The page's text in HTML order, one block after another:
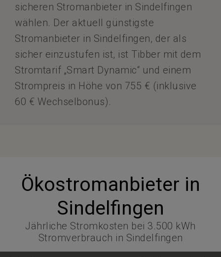
sicheren Stromanbieter in Sindelfingen
wählen. Der aktuell günstigste
Stromanbieter in Sindelfingen, der als
sicher einzustufen ist, ist Tibber mit dem
Stromtarif „Smart Dynamic“ und einem
Strompreis in Höhe von 755 € (inklusive
60 € Wechselbonus).
Ökostromanbieter in
Sindelfingen
Jährliche Stromkosten bei 3.500 kWh
Stromverbrauch in Sindelfingen